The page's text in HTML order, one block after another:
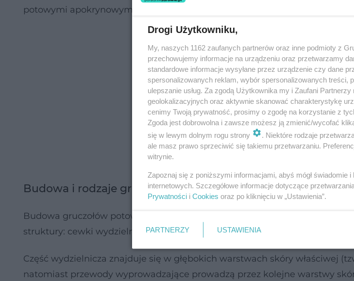
potowymi apokrynowymi.
Budowa i rodzaje gruczołów potowych
Budowa gruczołów potowych nie jest zbyt skomplikowana. W ich skład
struktury: cewki wydzielnicze oraz przewody wyprowadzające pot.
Część wydzielnicza znajduje się w głębokich warstwach skóry właściwej
natomiast przewody wyprowadzające prowadzą przez kolejne warstwy
Drogi Użytkowniku,
My, naszych 1162 zaufanych partnerów oraz inne podmioty z
przechowujemy informacje na urządzeniu oraz przetwarzamy
standardowe informacje wysyłane przez urządzenie czy dane
spersonalizowanych reklam, wybór spersonalizowanych treści,
ulepszanie usług. Za zgodą Użytkownika my i Zaufani
geolokalizacyjnych oraz aktywnie skanować charakterystykę
cenimy Twoją prywatność, prosimy o zgodę na korzystanie z
Zgoda jest dobrowolna i zawsze możesz ją zmienić/wycofać
się w lewym dolnym rogu strony
. Niektóre rodzaje
ale masz prawo sprzeciwić się takiemu przetwarzaniu.
witrynie.
Zapoznaj się z poniższymi informacjami, abyś mógł
internetowych. Szczegółowe informacje dotyczące
Prywatności i Cookies oraz po kliknięciu w „Ustawienia”.
PARTNERZY USTAWIENIA